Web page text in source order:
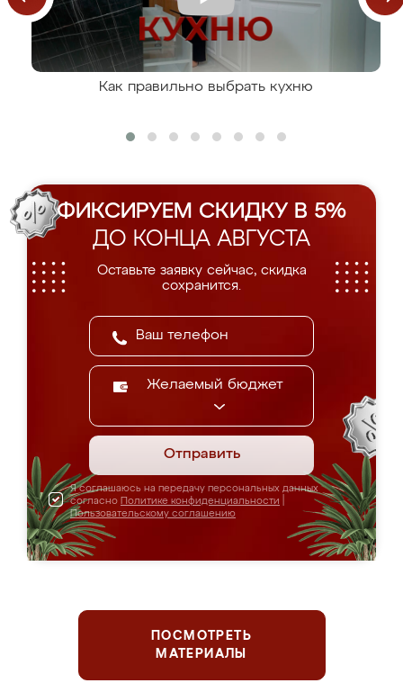
Как правильно выбрать кухню
ФИКСИРУЕМ СКИДКУ В 5%
ДО КОНЦА АВГУСТА
Оставьте заявку сейчас, скидка
сохранится.
Желаемый бюджет
Отправить
Я соглашаюсь на передачу персональных данных
согласно Политике конфиденциальности
Пользовательскому соглашению
ПОСМОТРЕТЬ
МАТЕРИАЛЫ